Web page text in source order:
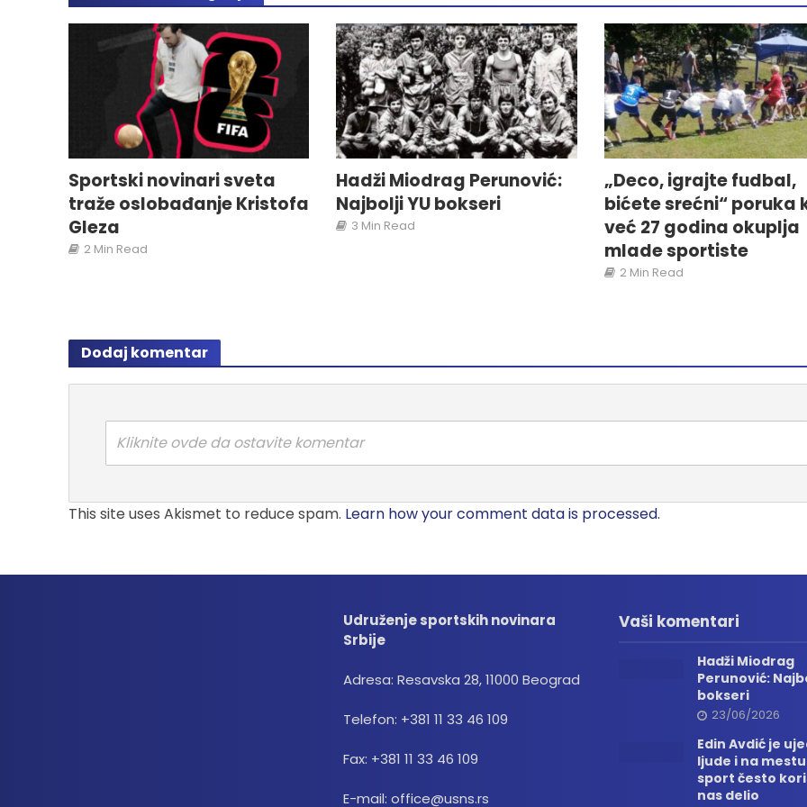
Sportski novinari sveta
traže oslobađanje Kristofa
Gleza
2 Min Read
Hadži Miodrag Perunović:
Najbolji YU bokseri
3 Min Read
„Deco, igrajte fudbal,
bićete srećni“ poruka
već 27 godina okuplja
mlade sportiste
2 Min Read
Dodaj komentar
Kliknite ovde da ostavite komentar
This site uses Akismet to reduce spam. Learn how your comment data is processed.
Udruženje sportskih novinara
Srbije
Adresa: Resavska 28, 11000 Beograd
Telefon: +381 11 33 46 109
Fax: +381 11 33 46 109
E-mail: office@usns.rs
Vaši komentari
Hadži Miodrag
Perunović:
bokseri
23/06/2026
Edin Avdić je
ljude i na
sport često
nas delio